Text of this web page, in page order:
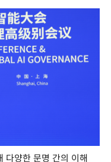
다양한 문명 간의 이해